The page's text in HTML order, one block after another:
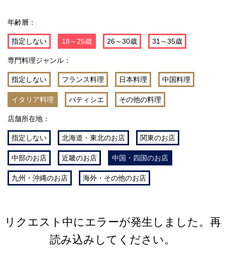
年齢層：
指定しない 18～25歳 26～30歳 31～35歳
専門料理ジャンル：
指定しない フランス料理 日本料理 中国料理
イタリア料理 パティシエ その他の料理
店舗所在地：
指定しない 北海道・東北のお店 関東のお店
中部のお店 近畿のお店 中国・四国のお店
九州・沖縄のお店 海外・その他のお店
リクエスト中にエラーが発生しました。再
読み込みしてください。